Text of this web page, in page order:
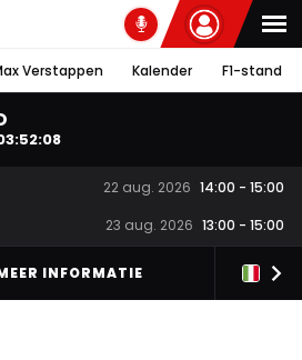
Verstappen Kalender F1-stand
:52:07
22 aug. 2026 14:00 - 15:00
23 aug. 2026 13:00 - 15:00
INFORMATIE